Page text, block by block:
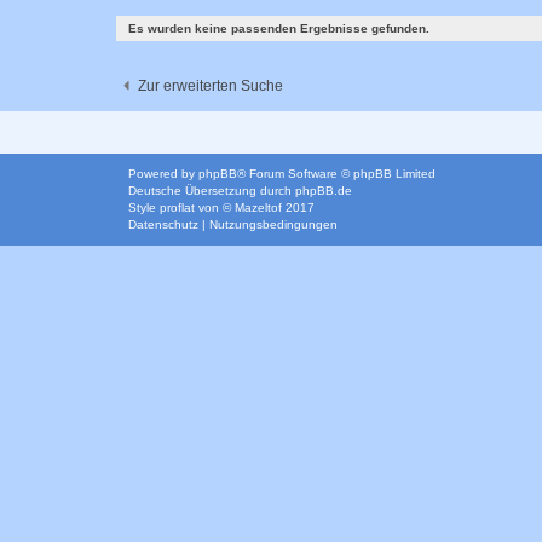
Es wurden keine passenden Ergebnisse gefunden.
Zur erweiterten Suche
Powered by phpBB® Forum Software © phpBB Limited
Deutsche Übersetzung durch phpBB.de
Style proflat von ©Mazeltof 2017
Datenschutz | Nutzungsbedingungen